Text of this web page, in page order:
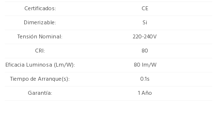
Certificados
CE
Dimerizable
Si
Tensión Nominal
220-240V
CRI
80
Eficacia Luminosa (Lm/W)
80 lm/W
Tiempo de Arranque(s)
0.1s
Garantía
1 Año